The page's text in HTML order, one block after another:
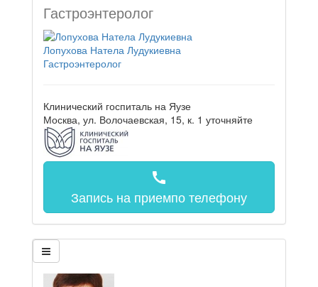
Гастроэнтеролог
Лопухова Натела Лудукиевна
Гастроэнтеролог
Клинический госпиталь на Яузе
Москва, ул. Волочаевская, 15, к. 1 уточняйте
call
Запись на приемпо телефону